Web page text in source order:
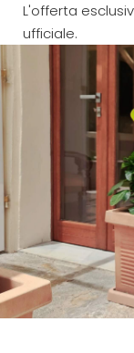
L'offerta
ufficiale.